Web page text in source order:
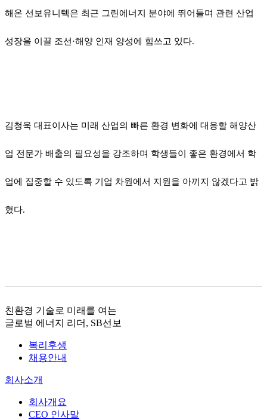
해온 선보유니텍은 최근 그린에너지 분야에 뛰어들며 관련 산업
성장을 이끌 조선 ·해양 인재 양성에 힘쓰고 있다.
김청욱 대표이사는 미래 산업의 빠른 환경 변화에 대응할 해양산
업 전문가 배출의 필요성을 강조하며 학생들이 좋은 환경에서 학
업에 집중할 수 있도록 기업 차원에서 지원을 아끼지 않겠다고 밝
혔다.
친환경 기술로 미래를 여는
글로벌 에너지 리더, SB선보
복리후생
채용안내
회사소개
회사개요
CEO 인사말